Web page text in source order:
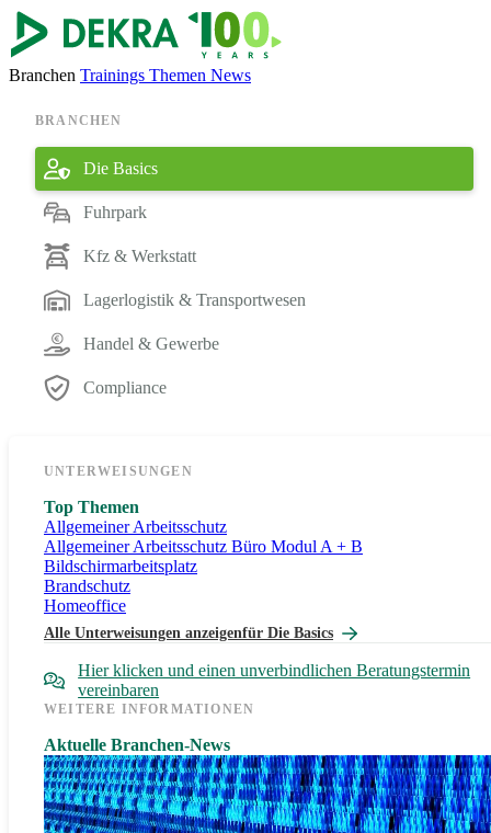
Branchen Trainings Themen News
BRANCHEN
Die Basics
Fuhrpark
Kfz & Werkstatt
Lagerlogistik & Transportwesen
Handel & Gewerbe
Compliance
UNTERWEISUNGEN
Top Themen
Allgemeiner Arbeitsschutz
Allgemeiner Arbeitsschutz Büro Modul A + B
Bildschirmarbeitsplatz
Brandschutz
Homeoffice
Alle Unterweisungen anzeigenfür Die Basics
Hier klicken und einen unverbindlichen Beratungstermin
vereinbaren
WEITERE INFORMATIONEN
Aktuelle Branchen-News